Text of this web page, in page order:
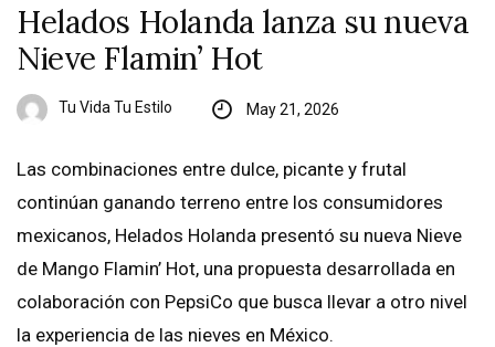
Helados Holanda lanza su nueva
Nieve Flamin’ Hot
Tu Vida Tu Estilo May 21, 2026
Las combinaciones entre dulce, picante y frutal
continúan ganando terreno entre los consumidores
mexicanos, Helados Holanda presentó su nueva Nieve
de Mango Flamin’ Hot, una propuesta desarrollada en
colaboración con PepsiCo que busca llevar a otro nivel
la experiencia de las nieves en México.